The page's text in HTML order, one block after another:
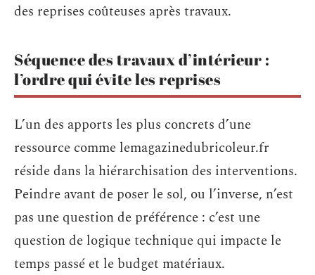
des reprises coûteuses après travaux.
Séquence des travaux d’intérieur :
l’ordre qui évite les reprises
L’un des apports les plus concrets d’une
ressource comme lemagazinedubricoleur.fr
réside dans la hiérarchisation des interventions.
Peindre avant de poser le sol, ou l’inverse, n’est
pas une question de préférence : c’est une
question de logique technique qui impacte le
temps passé et le budget matériaux.